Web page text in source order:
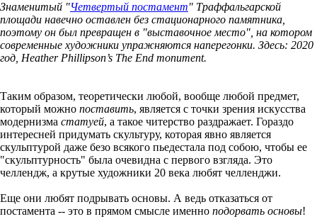
Знаменитый "Четвертый постамент" Траффальгарской
площади навечно оставлен без стационарного памятника,
поэтому он был превращен в "выставочное место", на котором
современные художники упражняются наперегонки. Здесь: 2020
год, Heather Phillipson’s The End monument.
Таким образом, теоретически любой, вообще любой предмет,
который можно поставить, является с точки зрения искусства
модернизма статуей, а такое читерство раздражает. Гораздо
интересней придумать скультуру, которая явно является
скульптурой даже безо всякого пьедестала под собою, чтобы ее
"скульптурность" была очевидна с первого взгляда. Это
челлендж, а крутые художники 20 века любят челленджи.
Еще они любят подрывать основы. А ведь отказаться от
постамента -- это в прямом смысле именно подорвать основы!